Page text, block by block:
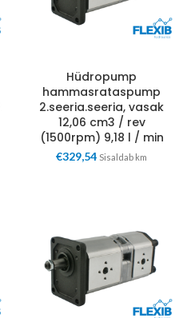
Hüdropump
hammasrataspump
2.seeria.seeria, vasak
12,06 cm3 / rev
(1500rpm) 9,18 l / min
€329,54 Sisaldab km